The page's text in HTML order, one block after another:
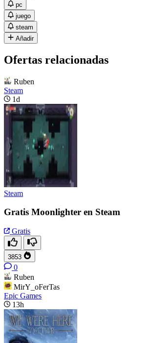
pc
juego
steam
Añadir
Ofertas relacionadas
Ruben
Steam
1d
Steam
Gratis Moonlighter en Steam
Gratis
3853
0
Ruben
MirY_oFerTas
Epic Games
13h